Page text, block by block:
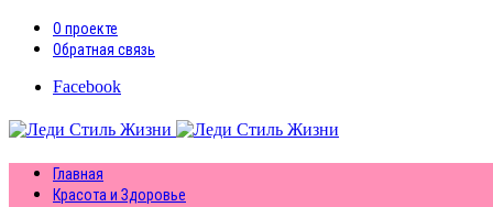
О проекте
Обратная связь
Facebook
Главная
Красота и Здоровье